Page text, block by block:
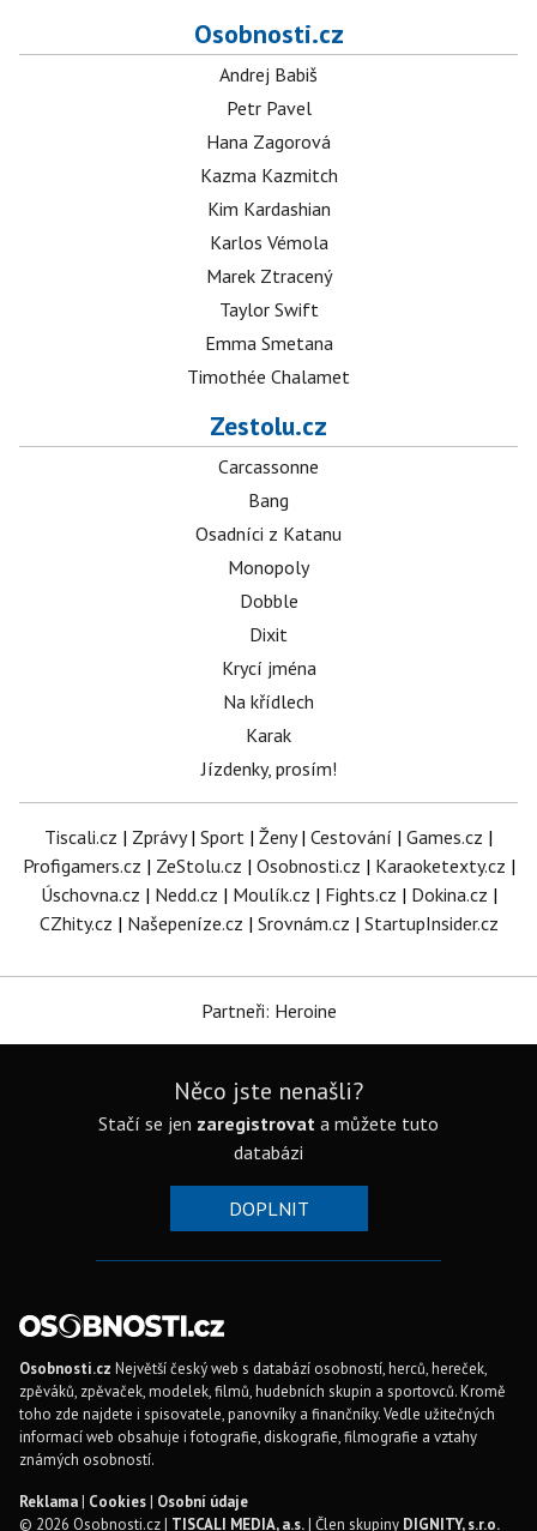
Osobnosti.cz
Andrej Babiš
Petr Pavel
Hana Zagorová
Kazma Kazmitch
Kim Kardashian
Karlos Vémola
Marek Ztracený
Taylor Swift
Emma Smetana
Timothée Chalamet
Zestolu.cz
Carcassonne
Bang
Osadníci z Katanu
Monopoly
Dobble
Dixit
Krycí jména
Na křídlech
Karak
Jízdenky, prosím!
Tiscali.cz | Zprávy| Sport | Ženy| Cestování | Games.cz |
Profigamers.cz | ZeStolu.cz | Osobnosti.cz | Karaoketexty.cz |
Úschovna.cz | Nedd.cz | Moulík.cz | Fights.cz | Dokina.cz |
CZhity.cz | Našepeníze.cz | Srovnám.cz | StartupInsider.cz
Partneři: Heroine
Něco jste nenašli?
Stačí se jen zaregistrovat a můžete tuto
databázi
DOPLNIT
Osobnosti.cz Největší český web s databází osobností, herců, hereček,
zpěváků, zpěvaček, modelek, filmů, hudebních skupin a sportovců. Kromě
toho zde najdete i spisovatele, panovníky a finančníky. Vedle užitečných
informací web obsahuje i fotografie, diskografie, filmografie a vztahy
známých osobností.
Reklama| Cookies| Osobní údaje
© 2026 Osobnosti.cz | TISCALI MEDIA, a.s.| Člen skupiny DIGNITY, s.r.o.